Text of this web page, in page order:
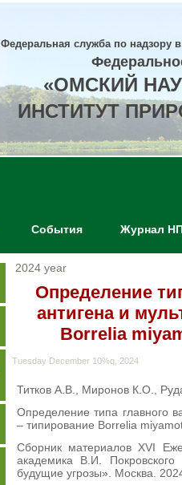
Федеральная служба по надзору
«ОМСКИЙ
ИНСТИТУТ
События Журнал
2024 year
Определение
антигена и
Borrelia
Tuesday December 10%q, 2024
Титков А.В., Миронов К.О.,
Определение типа главного
– типирование Borrelia
Сборник материалов XVI
академика В.И.
будущие угрозы». Москва.